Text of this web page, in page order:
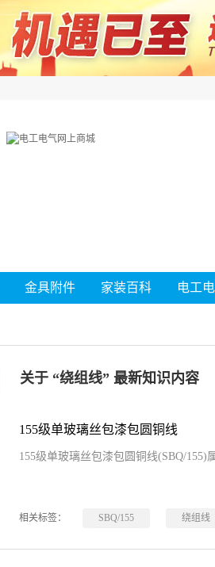
金具附件 家装百科 电工
关于 “绕组线” 最新知识内容
155级单玻璃丝包漆包圆铜线
155级单玻璃丝包漆包圆铜线(SBQ/155)
相关标签： SBQ/155 绕组线